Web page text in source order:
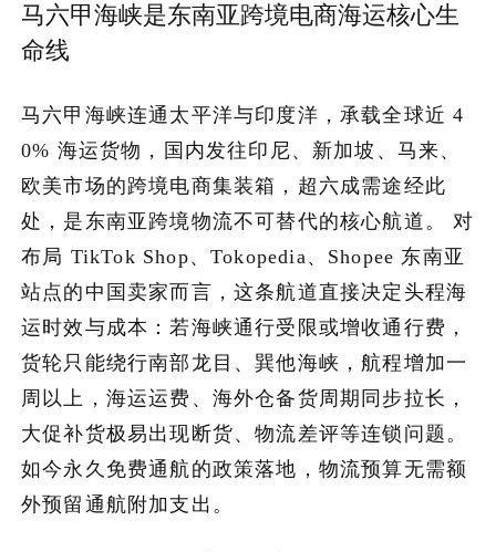
马六甲海峡是东南亚跨境电商海运核心生
命线
马六甲海峡连通太平洋与印度洋，承载全球近 4
0% 海运货物，国内发往印尼、新加坡、马来、
欧美市场的跨境电商集装箱，超六成需途经此
处，是东南亚跨境物流不可替代的核心航道。 对
布局 TikTok Shop、Tokopedia、Shopee 东南亚
站点的中国卖家而言，这条航道直接决定头程海
运时效与成本：若海峡通行受限或增收通行费，
货轮只能绕行南部龙目、巽他海峡，航程增加一
周以上，海运运费、海外仓备货周期同步拉长，
大促补货极易出现断货、物流差评等连锁问题。
如今永久免费通航的政策落地，物流预算无需额
外预留通航附加支出。